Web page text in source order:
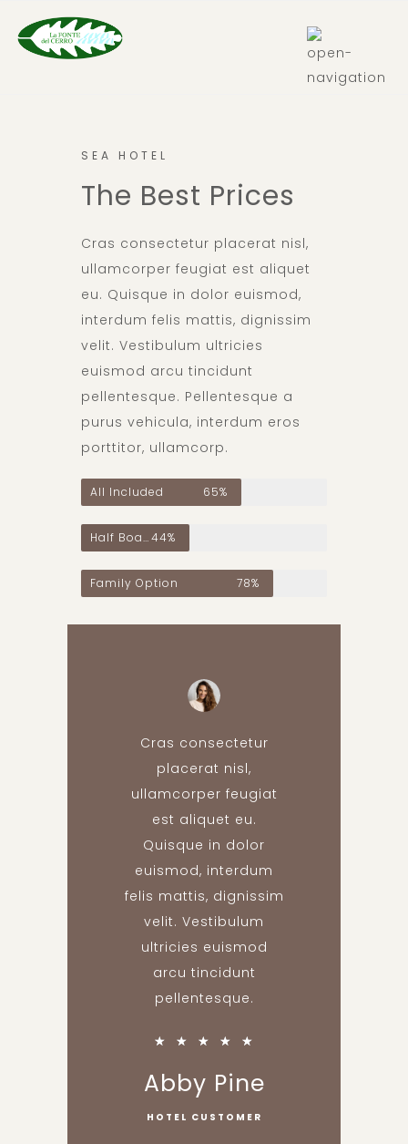
SEA HOTEL
The Best Prices
Cras consectetur placerat nisl,
ullamcorper feugiat est aliquet
eu. Quisque in dolor euismod,
interdum felis mattis, dignissim
velit. Vestibulum ultricies
euismod arcu tincidunt
pellentesque. Pellentesque a
purus vehicula, interdum eros
porttitor, ullamcorp.
All Included 65%
Half Board44%
Family Option 78%
Cras consectetur
placerat nisl,
ullamcorper feugiat
est aliquet eu.
Quisque in dolor
euismod, interdum
felis mattis, dignissim
velit. Vestibulum
ultricies euismod
arcu tincidunt
pellentesque.
★ ★ ★ ★ ★
Abby Pine
HOTEL CUSTOMER